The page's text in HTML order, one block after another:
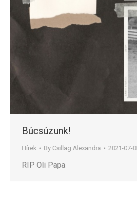
Búcsúzunk!
Hírek By Csillag Alexandra 2021-07-
RIP Oli Papa